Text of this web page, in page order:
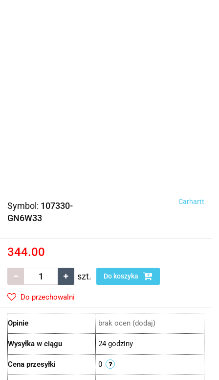
Symbol: 107330-
GN6W33
Carhartt
344.00
szt. Do koszyka
Do przechowalni
Opinie brak ocen (dodaj)
Wysyłka w ciągu 24 godziny
Cena przesyłki 0